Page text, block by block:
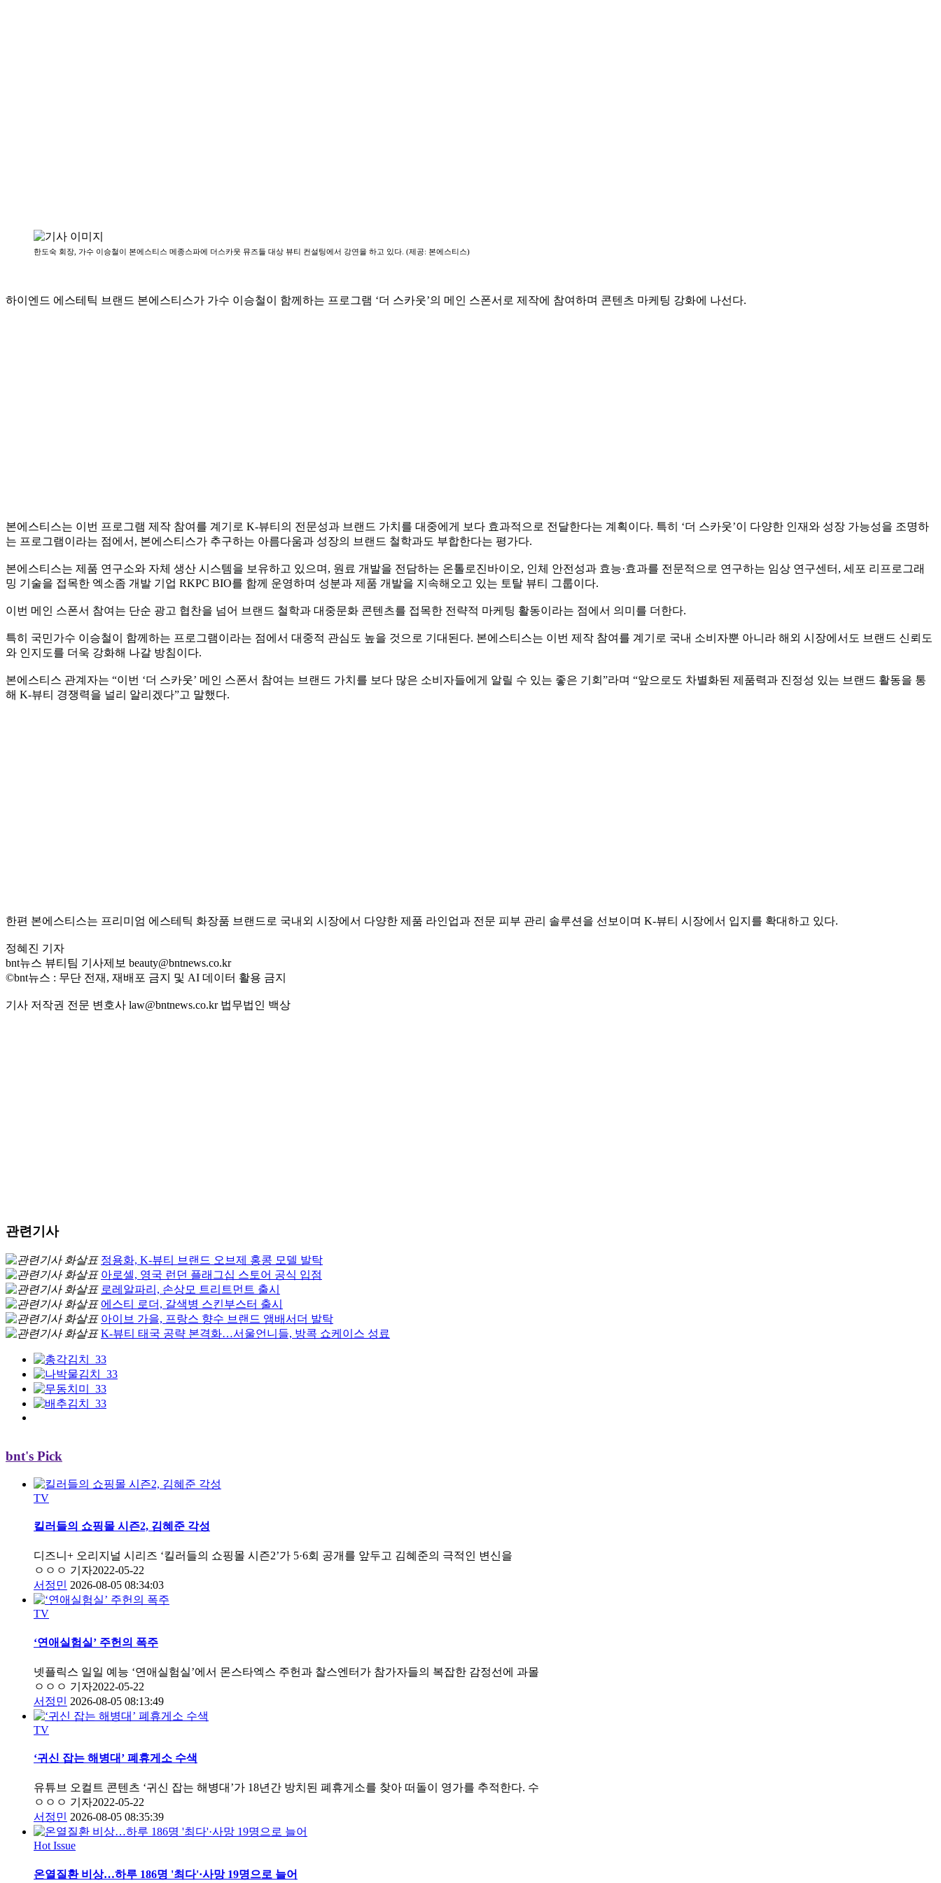
한도숙 회장, 가수 이승철이 본에스티스 메종스파에 더스카웃 뮤즈들 대상 뷰티 컨설팅에서 강연을 하고 있다. (제공: 본에스티스)
하이엔드 에스테틱 브랜드 본에스티스가 가수 이승철이 함께하는 프로그램 ‘더 스카웃’의 메인 스폰서로 제작에 참여하며 콘텐츠 마케팅 강화에 나선다.
본에스티스는 이번 프로그램 제작 참여를 계기로 K-뷰티의 전문성과 브랜드 가치를 대중에게 보다 효과적으로 전달한다는 계획이다. 특히 ‘더 스카웃’이 다양한 인재와 성장 가능성을 조명하
는 프로그램이라는 점에서, 본에스티스가 추구하는 아름다움과 성장의 브랜드 철학과도 부합한다는 평가다.
본에스티스는 제품 연구소와 자체 생산 시스템을 보유하고 있으며, 원료 개발을 전담하는 온톨로진바이오, 인체 안전성과 효능·효과를 전문적으로 연구하는 임상 연구센터, 세포 리프로그래
밍 기술을 접목한 엑소좀 개발 기업 RKPC BIO를 함께 운영하며 성분과 제품 개발을 지속해오고 있는 토탈 뷰티 그룹이다.
이번 메인 스폰서 참여는 단순 광고 협찬을 넘어 브랜드 철학과 대중문화 콘텐츠를 접목한 전략적 마케팅 활동이라는 점에서 의미를 더한다.
특히 국민가수 이승철이 함께하는 프로그램이라는 점에서 대중적 관심도 높을 것으로 기대된다. 본에스티스는 이번 제작 참여를 계기로 국내 소비자뿐 아니라 해외 시장에서도 브랜드 신뢰도
와 인지도를 더욱 강화해 나갈 방침이다.
본에스티스 관계자는 “이번 ‘더 스카웃’ 메인 스폰서 참여는 브랜드 가치를 보다 많은 소비자들에게 알릴 수 있는 좋은 기회”라며 “앞으로도 차별화된 제품력과 진정성 있는 브랜드 활동을 통
해 K-뷰티 경쟁력을 널리 알리겠다”고 말했다.
한편 본에스티스는 프리미엄 에스테틱 화장품 브랜드로 국내외 시장에서 다양한 제품 라인업과 전문 피부 관리 솔루션을 선보이며 K-뷰티 시장에서 입지를 확대하고 있다.
정혜진 기자
bnt뉴스 뷰티팀 기사제보 beauty@bntnews.co.kr
©bnt뉴스 : 무단 전재, 재배포 금지 및 AI 데이터 활용 금지
기사 저작권 전문 변호사 law@bntnews.co.kr 법무법인 백상
관련기사
정용화, K-뷰티 브랜드 오브제 홍콩 모델 발탁
아로셀, 영국 런던 플래그십 스토어 공식 입점
로레알파리, 손상모 트리트먼트 출시
에스티 로더, 갈색병 스킨부스터 출시
아이브 가을, 프랑스 향수 브랜드 앰배서더 발탁
K-뷰티 태국 공략 본격화…서울언니들, 방콕 쇼케이스 성료
bnt's Pick
TV
킬러들의 쇼핑몰 시즌2, 김혜준 각성
디즈니+ 오리지널 시리즈 ‘킬러들의 쇼핑몰 시즌2’가 5·6회 공개를 앞두고 김혜준의 극적인 변신을
ㅇㅇㅇ 기자2022-05-22
서정민 2026-08-05 08:34:03
TV
‘연애실험실’ 주헌의 폭주
넷플릭스 일일 예능 ‘연애실험실’에서 몬스타엑스 주헌과 찰스엔터가 참가자들의 복잡한 감정선에 과몰
ㅇㅇㅇ 기자2022-05-22
서정민 2026-08-05 08:13:49
TV
‘귀신 잡는 해병대’ 폐휴게소 수색
유튜브 오컬트 콘텐츠 ‘귀신 잡는 해병대’가 18년간 방치된 폐휴게소를 찾아 떠돌이 영가를 추적한다. 수
ㅇㅇㅇ 기자2022-05-22
서정민 2026-08-05 08:35:39
Hot Issue
온열질환 비상…하루 186명 '최다'·사망 19명으로 늘어